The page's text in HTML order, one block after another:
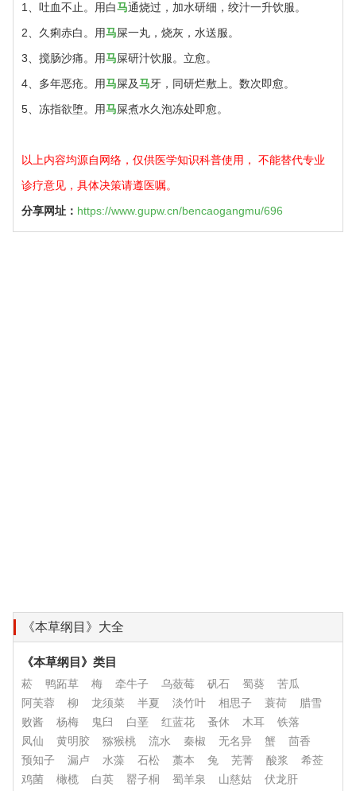
1、吐血不止。用白马通烧过，加水研细，绞汁一升饮服。
2、久痢赤白。用马屎一丸，烧灰，水送服。
3、搅肠沙痛。用马屎研汁饮服。立愈。
4、多年恶疮。用马屎及马牙，同研烂敷上。数次即愈。
5、冻指欲堕。用马屎煮水久泡冻处即愈。
以上内容均源自网络，仅供医学知识科普使用， 不能替代专业
诊疗意见，具体决策请遵医嘱。
分享网址： https://www.gupw.cn/bencaogangmu/696
《本草纲目》大全
《本草纲目》类目
菘 鸭跖草 梅 牵牛子 乌蔹莓 矾石 蜀葵
苦瓜
阿芙蓉
柳 龙须菜 半夏 淡竹叶 相思子 蓑荷
腊雪
败酱
杨梅 鬼臼 白垩 红蓝花 蚤休 木耳
铁落
凤仙
黄明胶 猕猴桃 流水 秦椒 无名异 蟹
茴香
预知子
漏卢 水藻 石松 藁本 兔 芜菁 酸浆
希莶
鸡菌
橄榄 白英 罂子桐 蜀羊泉 山慈姑
伏龙肝